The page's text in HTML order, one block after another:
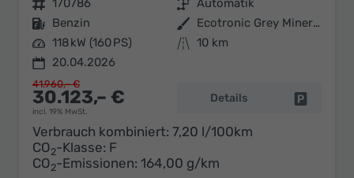
Fahrzeugnr. 170786 Getriebe Automatik
Kraftstoff Benzin Außenfarbe
Ecotronic Grey Mineraleffekt
Leistung 118 kW (160 PS) Kilometerstand 10 km
20.04.2026
30.123,– €
incl. 19% MwSt.
41.960,– €
Details
Verbrauch kombiniert: 7,20 l/100km
CO2-Klasse: F
CO2-Emissionen: 164,00 g/km